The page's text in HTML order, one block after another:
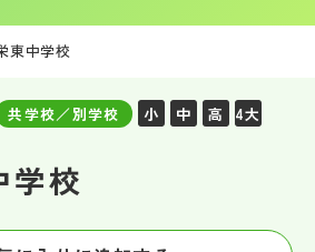
東中学校
共学校／別学校 小 中 高 4大
学校